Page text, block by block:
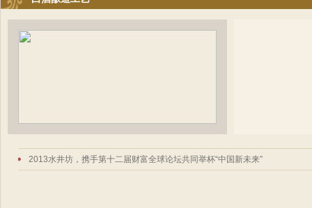
2013水井坊，携手第十二届财富全球论坛共同举杯“中国新未来”